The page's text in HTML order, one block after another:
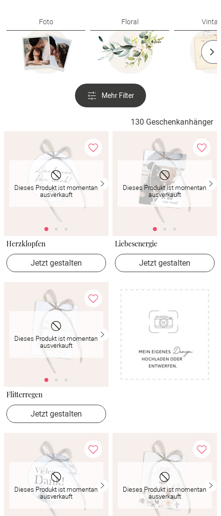
Foto Floral
Mehr Filter
130 Geschenkanhänger
Dieses Produkt ist momentan
ausverkauft
Herzklopfen
Jetzt gestalten
Dieses Produkt ist momentan
ausverkauft
Liebesenergie
Jetzt gestalten
Dieses Produkt ist momentan
ausverkauft
Flitterregen
Jetzt gestalten
Dieses Produkt ist momentan
ausverkauft
Dieses Produkt ist momentan
ausverkauft